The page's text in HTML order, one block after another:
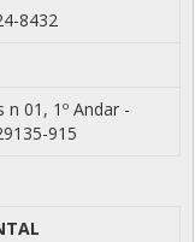
8432
01, 1º Andar -
915